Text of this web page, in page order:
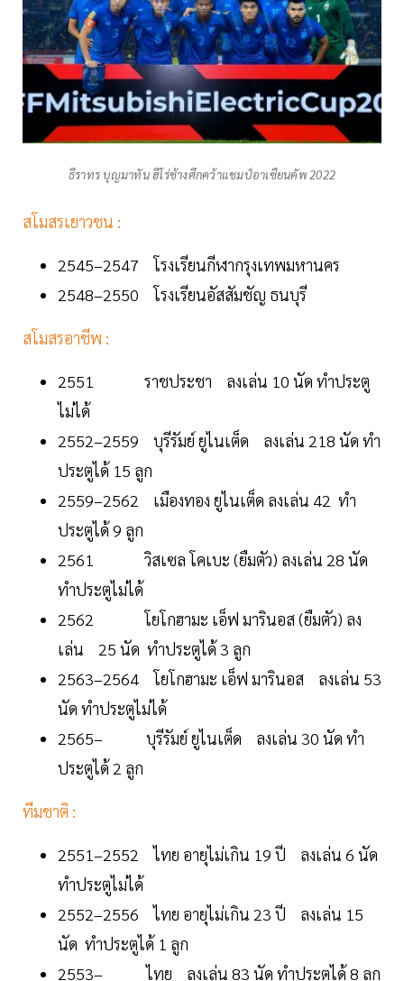
ธีราทร บุญมาทัน ฮีโร่ช้างศึกคว้าแชมป์อาเซียนคัพ 2022
สโมสรเยาวชน :
2545–2547 โรงเรียนกีฬากรุงเทพมหานคร
2548–2550 โรงเรียนอัสสัมชัญ ธนบุรี
สโมสรอาชีพ :
2551 ราชประชา ลงเล่น 10 นัด ทำประตู
ไม่ได้
2552–2559 บุรีรัมย์ ยูไนเต็ด ลงเล่น 218 นัด ทำ
ประตูได้ 15 ลูก
2559–2562 เมืองทอง ยูไนเต็ด ลงเล่น 42 ทำ
ประตูได้ 9 ลูก
2561 วิสเซล โคเบะ (ยืมตัว) ลงเล่น 28 นัด
ทำประตูไม่ได้
2562 โยโกฮามะ เอ็ฟ มารินอส (ยืมตัว) ลง
เล่น 25 นัด ทำประตูได้ 3 ลูก
2563–2564 โยโกฮามะ เอ็ฟ มารินอส ลงเล่น 53
นัด ทำประตูไม่ได้
2565– บุรีรัมย์ ยูไนเต็ด ลงเล่น 30 นัด ทำ
ประตูได้ 2 ลูก
ทีมชาติ :
2551–2552 ไทย อายุไม่เกิน 19 ปี ลงเล่น 6 นัด
ทำประตูไม่ได้
2552–2556 ไทย อายุไม่เกิน 23 ปี ลงเล่น 15
นัด ทำประตูได้ 1 ลูก
2553– ไทย ลงเล่น 83 นัด ทำประตูได้ 8 ลูก